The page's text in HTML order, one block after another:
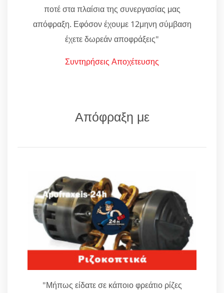
ποτέ στα πλαίσια της συνεργασίας μας
απόφραξη. Εφόσον έχουμε 12μηνη σύμβαση
έχετε δωρεάν αποφράξεις"
Συντηρήσεις Αποχέτευσης
Απόφραξη με
"Μήπως είδατε σε κάποιο φρεάτιο ρίζες